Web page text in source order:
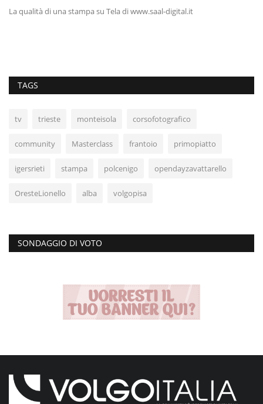
La qualità di una stampa su Tela di www.saal-digital.it
TAGS
tv trieste monteisola corsofotografico
community Masterclass frantoio primopiatto
igersrieti stampa polcenigo opendayzavattarello
OresteLionello alba volgopisa
SONDAGGIO DI VOTO